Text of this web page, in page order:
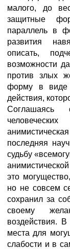
малого, до
защитные
параллель в
развития
описать,
возможности
против злых
форму в виде
действия,
последняя
судьбу
это
но не совсем
сохранил за
своему
воздействия.
места для
слабости и в